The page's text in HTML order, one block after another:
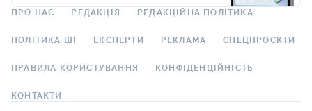
ПРО НАС РЕДАКЦІЯ РЕДАКЦІЙНА ПОЛІТИКА
ПОЛІТИКА ШІ ЕКСПЕРТИ РЕКЛАМА СПЕЦПРОЄКТИ
ПРАВИЛА КОРИСТУВАННЯ КОНФІДЕНЦІЙНІСТЬ
КОНТАКТИ